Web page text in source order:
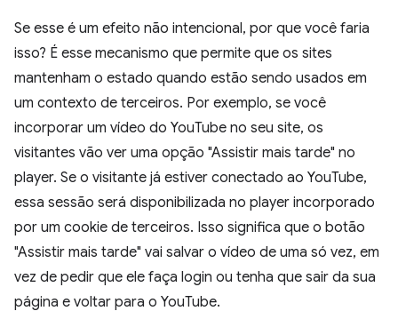
Se esse é um efeito não intencional, por que você faria
isso? É esse mecanismo que permite que os sites
mantenham o estado quando estão sendo usados em
um contexto de terceiros. Por exemplo, se você
incorporar um vídeo do YouTube no seu site, os
visitantes vão ver uma opção "Assistir mais tarde" no
player. Se o visitante já estiver conectado ao YouTube,
essa sessão será disponibilizada no player incorporado
por um cookie de terceiros. Isso significa que o botão
"Assistir mais tarde" vai salvar o vídeo de uma só vez, em
vez de pedir que ele faça login ou tenha que sair da sua
página e voltar para o YouTube.